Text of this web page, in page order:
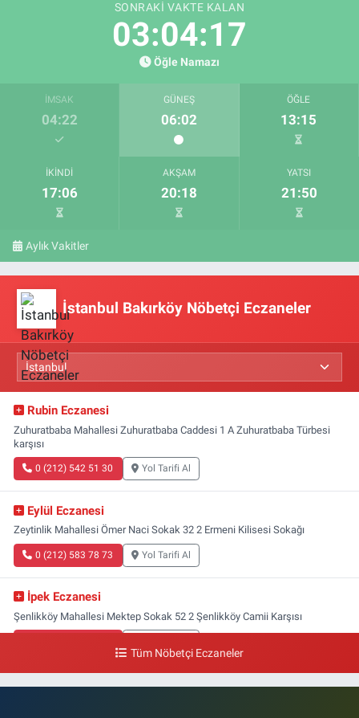
SONRAKI VAKTE KALAN
03:04:16
Öğle Namazı
İMSAK
04:22
GÜNEŞ
06:02
ÖĞLE
13:15
İKINDI
17:06
AKŞAM
20:18
YATSI
21:50
Aylık Vakitler
İstanbul Bakırköy Nöbetçi Eczaneler
Rubin Eczanesi
Zuhuratbaba Mahallesi Zuhuratbaba Caddesi 1 A Zuhuratbaba Türbesi
karşısı
0 (212) 542 51 30 Yol Tarifi Al
Eylül Eczanesi
Zeytinlik Mahallesi Ömer Naci Sokak 32 2 Ermeni Kilisesi Sokağı
0 (212) 583 78 73 Yol Tarifi Al
İpek Eczanesi
Şenlikköy Mahallesi Mektep Sokak 52 2 Şenlikköy Camii Karşısı
Gün Eczanesi
Tüm Nöbetçi Eczaneler